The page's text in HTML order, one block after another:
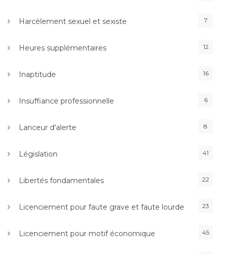
Harcèlement sexuel et sexiste 7
Heures supplémentaires 12
Inaptitude 16
Insuffiance professionnelle 6
Lanceur d'alerte 8
Législation 41
Libertés fondamentales 22
Licenciement pour faute grave et faute lourde 23
Licenciement pour motif économique 45